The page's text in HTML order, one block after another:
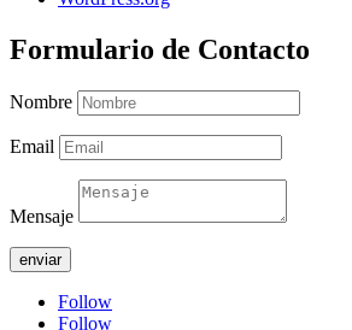
Formulario de Contacto
Nombre
Email
Mensaje
enviar
Follow
Follow